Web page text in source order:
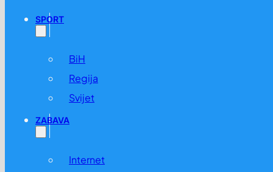
SPORT
BiH
Regija
Svijet
ZABAVA
Internet